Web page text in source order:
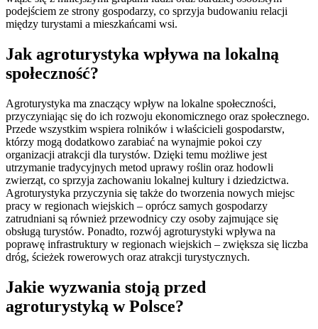
podejściem ze strony gospodarzy, co sprzyja budowaniu relacji
między turystami a mieszkańcami wsi.
Jak agroturystyka wpływa na lokalną
społeczność?
Agroturystyka ma znaczący wpływ na lokalne społeczności,
przyczyniając się do ich rozwoju ekonomicznego oraz społecznego.
Przede wszystkim wspiera rolników i właścicieli gospodarstw,
którzy mogą dodatkowo zarabiać na wynajmie pokoi czy
organizacji atrakcji dla turystów. Dzięki temu możliwe jest
utrzymanie tradycyjnych metod uprawy roślin oraz hodowli
zwierząt, co sprzyja zachowaniu lokalnej kultury i dziedzictwa.
Agroturystyka przyczynia się także do tworzenia nowych miejsc
pracy w regionach wiejskich – oprócz samych gospodarzy
zatrudniani są również przewodnicy czy osoby zajmujące się
obsługą turystów. Ponadto, rozwój agroturystyki wpływa na
poprawę infrastruktury w regionach wiejskich – zwiększa się liczba
dróg, ścieżek rowerowych oraz atrakcji turystycznych.
Jakie wyzwania stoją przed
agroturystyką w Polsce?